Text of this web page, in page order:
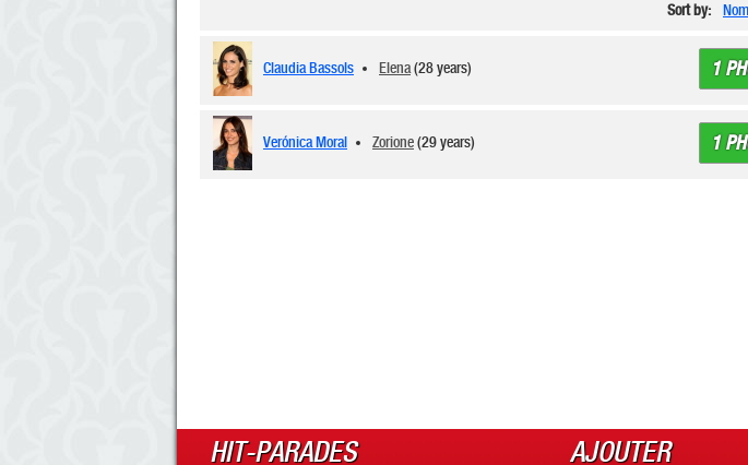
Sort by: Nom
Claudia Bassols Elena(28 years) 1
Verónica Moral Zorione(29 years) 1
HIT-PARADES AJOUTER